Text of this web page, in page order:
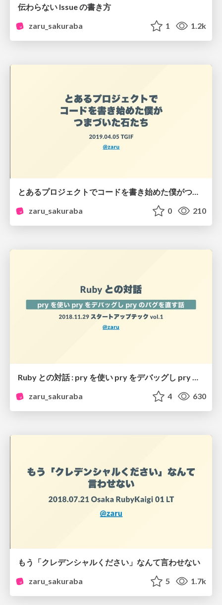
伝わらない Issue の書き方
zaru_sakuraba
1 1.2k
とあるプロジェクトでコードを書き始めた僕がつまづいた石たち
zaru_sakuraba
0 210
Ruby との対話 : pry を使い pry をデバッグし pry のバグを直す話
zaru_sakuraba
4 630
もう「クレデンシャルください」なんて言わせない
zaru_sakuraba
5 1.7k